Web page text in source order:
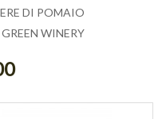
DI POMAIO
WINERY